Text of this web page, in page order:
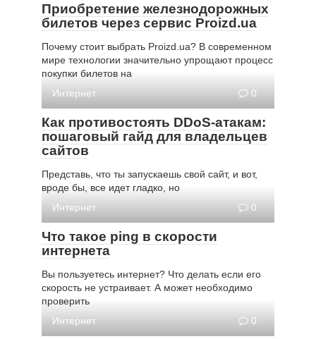
Приобретение железнодорожных
билетов через сервис Proizd.ua
Почему стоит выбрать Proizd.ua? В современном
мире технологии значительно упрощают процесс
покупки билетов на
Интернет
0
Как противостоять DDoS-атакам:
пошаговый гайд для владельцев
сайтов
Представь, что ты запускаешь свой сайт, и вот,
вроде бы, все идет гладко, но
Интернет
0
Что такое ping в скорости
интернета
Вы пользуетесь интернет? Что делать если его
скорость не устраивает. А может необходимо
проверить
Интернет
0